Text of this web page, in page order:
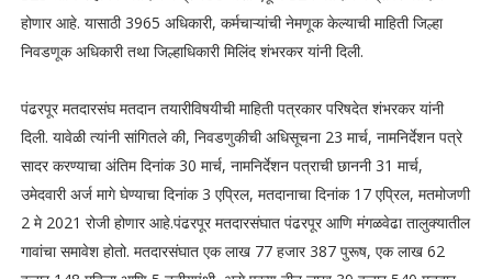
होणार आहे. यासाठी 3965 अधिकारी, कर्मचाऱ्यांची नेमणूक केल्याची माहिती जिल्हा
निवडणूक अधिकारी तथा जिल्हाधिकारी मिलिंद शंभरकर यांनी दिली.
पंढरपूर मतदारसंघ मतदान तयारीविषयीची माहिती पत्रकार परिषदेत शंभरकर यांनी
दिली. यावेळी त्यांनी सांगितले की, निवडणुकीची अधिसूचना 23 मार्च, नामनिर्देशन पत्रे
सादर करण्याचा अंतिम दिनांक 30 मार्च, नामनिर्देशन पत्राची छाननी 31 मार्च,
उमेदवारी अर्ज मागे घेण्याचा दिनांक 3 एप्रिल, मतदानाचा दिनांक 17 एप्रिल, मतमोजणी
2 मे 2021 रोजी होणार आहे.पंढरपूर मतदारसंघात पंढरपूर आणि मंगळवेढा तालुक्यातील
गावांचा समावेश होतो. मतदारसंघात एक लाख 77 हजार 387 पुरूष, एक लाख 62